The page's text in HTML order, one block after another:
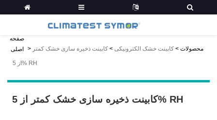
صفحه
اصلی
> محصولات > کابینت خشک الکترونیکی > کابینت ذخیره سازی خشک کمتر
از 5% RH
کابینت ذخیره سازی خشک کمتر از 5% RH